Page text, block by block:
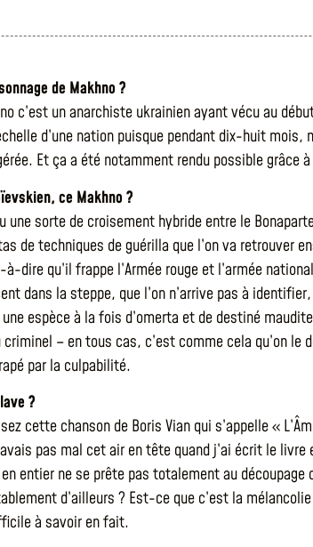
de Makhno ?
c’est un anarchiste ukrainien ayant vécu au
d’une nation puisque pendant dix-huit
Et ça a été notamment rendu possible grâce
ce Makhno ?
une sorte de croisement hybride entre le
de techniques de guérilla que l’on va retrouver
dire qu’il frappe l’Armée rouge et l’armée
dans la steppe, que l’on n’arrive pas à
espèce à la fois d’omerta et de destiné
– en tous cas, c’est comme cela qu’on
par la culpabilité.
?
cette chanson de Boris Vian qui s’appelle «
pas mal cet air en tête quand j’ai écrit le
entier ne se prête pas totalement au découpage
d’ailleurs ? Est-ce que c’est la
à savoir en fait.